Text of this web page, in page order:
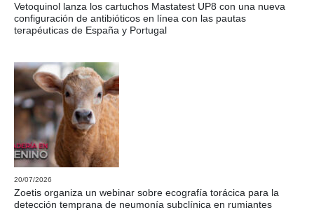
Vetoquinol lanza los cartuchos Mastatest UP8 con una nueva
configuración de antibióticos en línea con las pautas
terapéuticas de España y Portugal
20/07/2026
Zoetis organiza un webinar sobre ecografía torácica para la
detección temprana de neumonía subclínica en rumiantes